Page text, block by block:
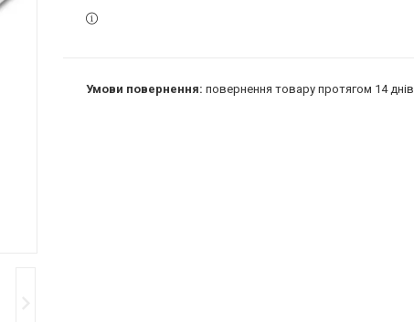
повернення товару протягом 14 днів